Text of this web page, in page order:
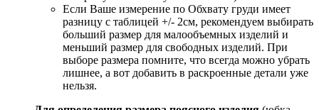
Если Ваше измерение по Обхвату груди имеет
разницу с таблицей +/- 2см, рекомендуем выбирать
больший размер для малообъемных изделий и
меньший размер для свободных изделий. При
выборе размера помните, что всегда можно убрать
лишнее, а вот добавить в раскроенные детали уже
нельзя.